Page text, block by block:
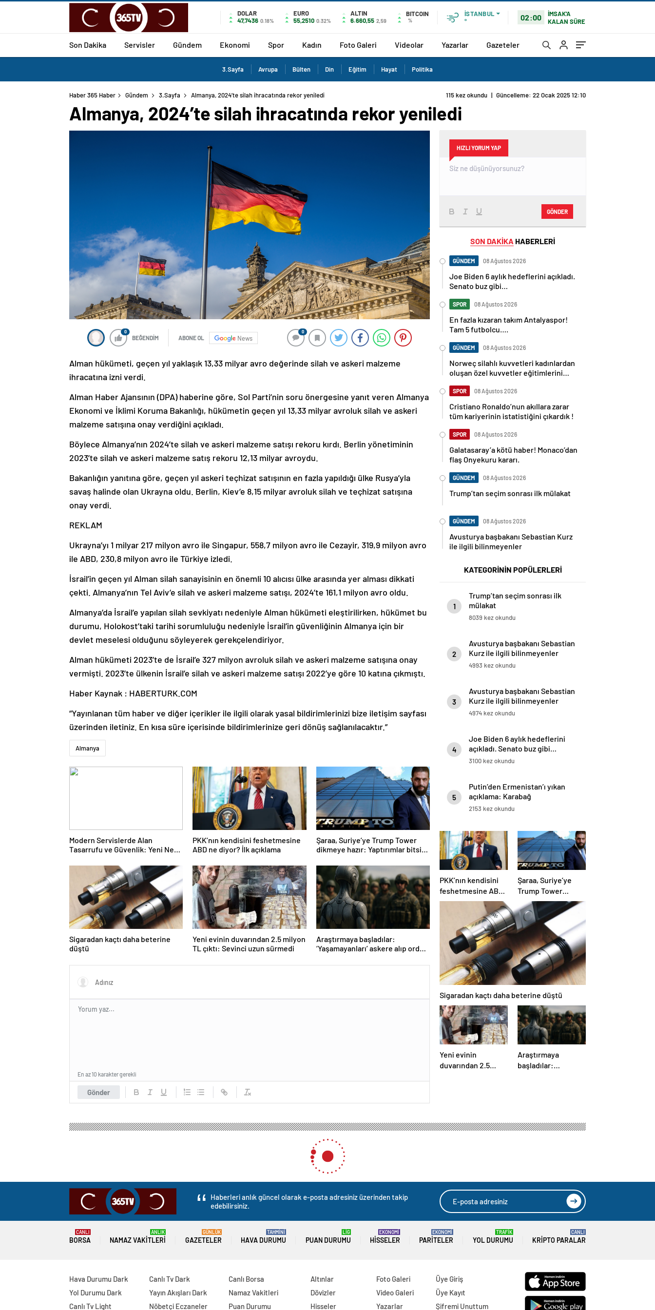
DOLAR
47,7436 0.18%
EURO
55,2510 0.32%
ALTIN
6.660,55 2,59
BITCOIN
%
İSTANBUL
°
02:00
İMSAK'A
KALAN SÜRE
Son Dakika Servisler Gündem Ekonomi Spor Kadın Foto Galeri Videolar Yazarlar Gazeteler
3.Sayfa Avrupa Bülten Din Eğitim Hayat Politika
Haber 365 Haber Gündem 3.Sayfa Almanya, 2024’te silah ihracatında rekor yeniledi 115 kez okundu | Güncelleme: 22 Ocak 2025 12:10
Almanya, 2024’te silah ihracatında rekor yeniledi
0
BEĞENDİM ABONE OL News
0
Alman hükümeti, geçen yıl yaklaşık 13,33 milyar avro değerinde silah ve askeri malzeme
ihracatına izni verdi.
Alman Haber Ajansının (DPA) haberine göre, Sol Parti’nin soru önergesine yanıt veren Almanya
Ekonomi ve İklimi Koruma Bakanlığı, hükümetin geçen yıl 13,33 milyar avroluk silah ve askeri
malzeme satışına onay verdiğini açıkladı.
Böylece Almanya’nın 2024’te silah ve askeri malzeme satışı rekoru kırdı. Berlin yönetiminin
2023’te silah ve askeri malzeme satış rekoru 12,13 milyar avroydu.
Bakanlığın yanıtına göre, geçen yıl askeri teçhizat satışının en fazla yapıldığı ülke Rusya’yla
savaş halinde olan Ukrayna oldu. Berlin, Kiev’e 8,15 milyar avroluk silah ve teçhizat satışına
onay verdi.
REKLAM
Ukrayna’yı 1 milyar 217 milyon avro ile Singapur, 558,7 milyon avro ile Cezayir, 319,9 milyon avro
ile ABD, 230,8 milyon avro ile Türkiye izledi.
İsrail’in geçen yıl Alman silah sanayisinin en önemli 10 alıcısı ülke arasında yer alması dikkati
çekti. Almanya’nın Tel Aviv’e silah ve askeri malzeme satışı, 2024’te 161,1 milyon avro oldu.
Almanya’da İsrail’e yapılan silah sevkiyatı nedeniyle Alman hükümeti eleştirilirken, hükümet bu
durumu, Holokost’taki tarihi sorumluluğu nedeniyle İsrail’in güvenliğinin Almanya için bir
devlet meselesi olduğunu söyleyerek gerekçelendiriyor.
Alman hükümeti 2023’te de İsrail’e 327 milyon avroluk silah ve askeri malzeme satışına onay
vermişti. 2023’te ülkenin İsrail’e silah ve askeri malzeme satışı 2022’ye göre 10 katına çıkmıştı.
Haber Kaynak : HABERTURK.COM
“Yayınlanan tüm haber ve diğer içerikler ile ilgili olarak yasal bildirimlerinizi bize iletişim sayfası
üzerinden iletiniz. En kısa süre içerisinde bildirimlerinize geri dönüş sağlanılacaktır.”
Almanya
Modern Servislerde Alan
Tasarrufu ve Güvenlik: Yeni Nesil
PKK’nın kendisini feshetmesine
ABD ne diyor? İlk açıklama
Şaraa, Suriye’ye Trump Tower
dikmeye hazır: Yaptırımlar bitsin
Sigaradan kaçtı daha beterine
düştü
Yeni evinin duvarından 2.5 milyon
TL çıktı: Sevinci uzun sürmedi
Araştırmaya başladılar:
‘Yaşamayanları’ askere alıp ordu
Gönder
En az 10 karakter gerekli
HIZLI YORUM YAP
GÖNDER
SON DAKİKA HABERLERİ
GÜNDEM 08 Ağustos 2026
Joe Biden 6 aylık hedeflerini açıkladı.
Senato buz gibi…
SPOR 08 Ağustos 2026
En fazla kızaran takım Antalyaspor!
Tam 5 futbolcu….
GÜNDEM 08 Ağustos 2026
Norweç silahlı kuvvetleri kadınlardan
oluşan özel kuvvetler eğitimlerini
SPOR 08 Ağustos 2026
Cristiano Ronaldo’nun akıllara zarar
tüm kariyerinin istatistiğini çıkardık !
SPOR 08 Ağustos 2026
Galatasaray’a kötü haber! Monaco’dan
flaş Onyekuru kararı.
GÜNDEM 08 Ağustos 2026
Trump’tan seçim sonrası ilk mülakat
GÜNDEM 08 Ağustos 2026
Avusturya başbakanı Sebastian Kurz
ile ilgili bilinmeyenler
KATEGORİNİN POPÜLERLERİ
1
Trump’tan seçim sonrası ilk
mülakat
8039 kez okundu
2
Avusturya başbakanı Sebastian
Kurz ile ilgili bilinmeyenler
4993 kez okundu
3
Avusturya başbakanı Sebastian
Kurz ile ilgili bilinmeyenler
4974 kez okundu
4
Joe Biden 6 aylık hedeflerini
açıkladı. Senato buz gibi…
3100 kez okundu
5
Putin’den Ermenistan’ı yıkan
açıklama: Karabağ
Azerbaycan’ın ayrılmaz bir
2153 kez okundu
PKK’nın kendisini
feshetmesine ABD
ne diyor? İlk
Şaraa, Suriye’ye
Trump Tower
dikmeye hazır:
Yaptırımlar bitsin
yeter
Sigaradan kaçtı daha beterine düştü
Yeni evinin
duvarından 2.5
Araştırmaya
başladılar:
Haberleri anlık güncel olarak e-posta adresiniz üzerinden takip
edebilirsiniz.
BORSA
CANLI
NAMAZ VAKITLERI
ANLIK
GAZETELER
GÜNLÜK
HAVA DURUMU
TAHMİNİ
PUAN DURUMU
LİG
HISSELER
EKONOMİ
PARITELER
EKONOMİ
YOL DURUMU
TRAFİK
KRIPTO PARALAR
CANLI
Hava Durumu Dark
Yol Durumu Dark
Canlı Tv Light
Canlı Tv Dark
Yayın Akışları Dark
Nöbetçi Eczaneler
Canlı Borsa
Namaz Vakitleri
Puan Durumu
Altınlar
Dövizler
Hisseler
Foto Galeri
Video Galeri
Yazarlar
Üye Giriş
Üye Kayıt
Şifremi Unuttum